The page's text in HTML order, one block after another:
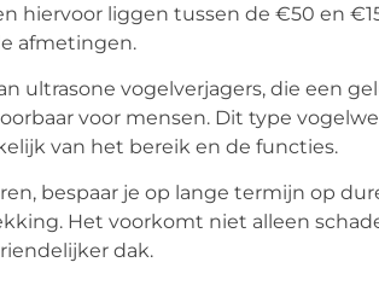
hiervoor liggen tussen de €50 en
afmetingen.
ultrasone vogelverjagers, die een
voor mensen. Dit type
van het bereik en de functies.
bespaar je op lange termijn op
Het voorkomt niet alleen
dak.